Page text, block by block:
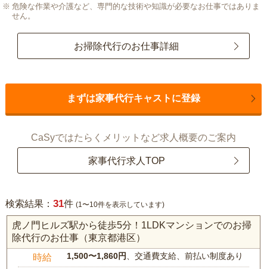
危険な作業や介護など、専門的な技術や知識が必要なお仕事ではありま
せん。
お掃除代行のお仕事詳細
まずは家事代行キャストに登録
CaSyではたらくメリットなど求人概要のご案内
家事代行求人TOP
検索結果： 31件 (1〜10件を表示しています)
虎ノ門ヒルズ駅から徒歩5分！1LDKマンションでのお掃
除代行のお仕事（東京都港区）
時給 1,500〜1,860円、交通費支給、前払い制度あり